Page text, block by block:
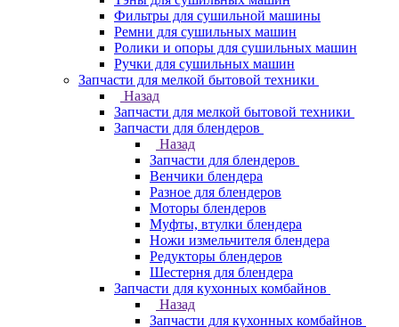
Фильтры для сушильной машины
Ремни для сушильных машин
Ролики и опоры для сушильных машин
Ручки для сушильных машин
Запчасти для мелкой бытовой техники
Назад
Запчасти для мелкой бытовой техники
Запчасти для блендеров
Назад
Запчасти для блендеров
Венчики блендера
Разное для блендеров
Моторы блендеров
Муфты, втулки блендера
Ножи измельчителя блендера
Редукторы блендеров
Шестерня для блендера
Запчасти для кухонных комбайнов
Назад
Запчасти для кухонных комбайнов